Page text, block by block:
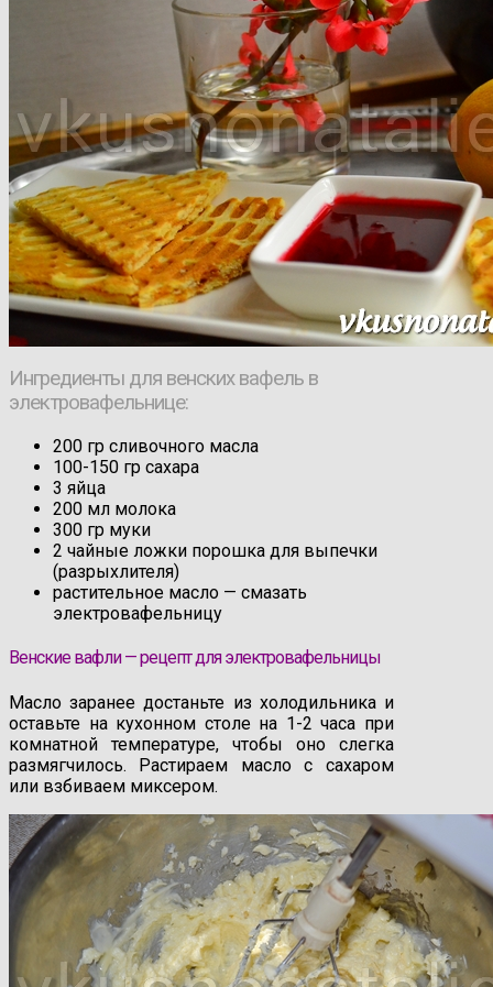
Ингредиенты для венских вафель в
электровафельнице:
200 гр сливочного масла
100-150 гр сахара
3 яйца
200 мл молока
300 гр муки
2 чайные ложки порошка для выпечки
(разрыхлителя)
растительное масло — смазать
электровафельницу
Венские вафли — рецепт для электровафельницы
Масло заранее достаньте из холодильника и
оставьте на кухонном столе на 1-2 часа при
комнатной температуре, чтобы оно слегка
размягчилось. Растираем масло с сахаром
или взбиваем миксером.